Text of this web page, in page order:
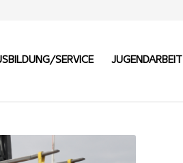
SERVICE JUGENDARBEIT